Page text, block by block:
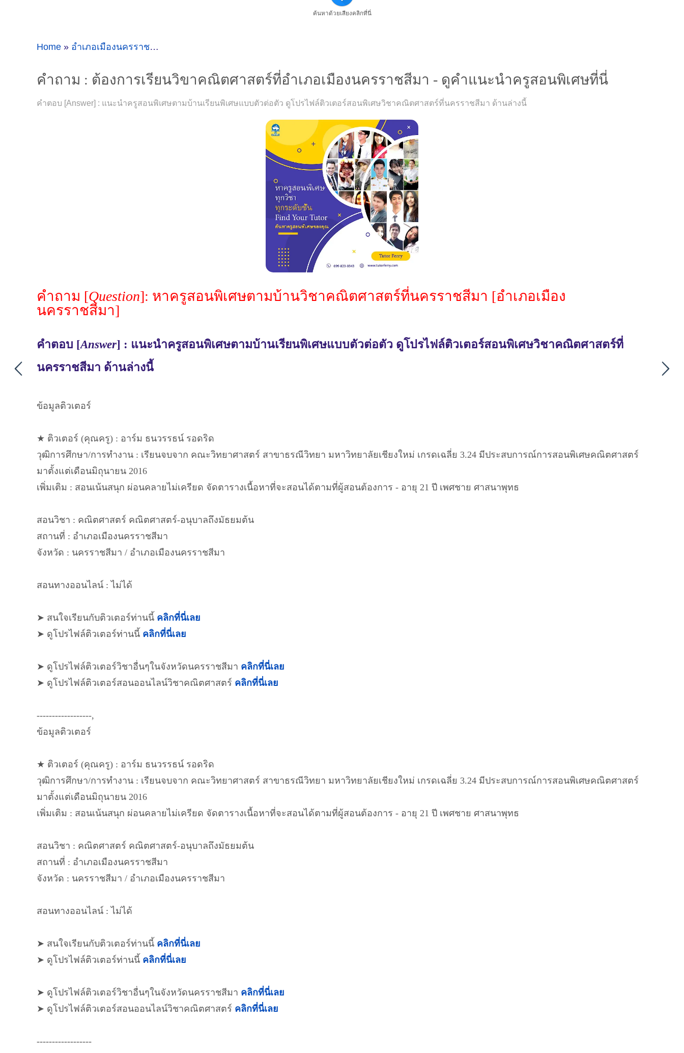
ค้นหาด้วยเสียงคลิกที่นี่
Home » อำเภอเมืองนครราชสีมา
คำถาม : ต้องการเรียนวิขาคณิตศาสตร์ที่อำเภอเมืองนครราชสีมา - ดูคำแนะนำครูสอนพิเศษที่นี่
คำตอบ [Answer] : แนะนำครูสอนพิเศษตามบ้านเรียนพิเศษแบบตัวต่อตัว ดูโปรไฟล์ติวเตอร์สอนพิเศษวิชาคณิตศาสตร์ที่นครราชสีมา ด้านล่างนี้
คำถาม [Question]: หาครูสอนพิเศษตามบ้านวิชาคณิตศาสตร์ที่นครราชสีมา [อำเภอเมือง
นครราชสีมา]
คำตอบ [Answer] : แนะนำครูสอนพิเศษตามบ้านเรียนพิเศษแบบตัวต่อตัว ดูโปรไฟล์ติวเตอร์สอนพิเศษวิชาคณิตศาสตร์ที่
นครราชสีมา ด้านล่างนี้
ข้อมูลติวเตอร์
★ ติวเตอร์ (คุณครู) : อาร์ม ธนวรรธน์ รอดริด
วุฒิการศึกษา/การทำงาน : เรียนจบจาก คณะวิทยาศาสตร์ สาขาธรณีวิทยา มหาวิทยาลัยเชียงใหม่ เกรดเฉลี่ย 3.24 มีประสบการณ์การสอนพิเศษคณิตศาสตร์
มาตั้งแต่เดือนมิถุนายน 2016
เพิ่มเติม : สอนเน้นสนุก ผ่อนคลายไม่เครียด จัดตารางเนื้อหาที่จะสอนได้ตามที่ผู้สอนต้องการ - อายุ 21 ปี เพศชาย ศาสนาพุทธ
สอนวิชา : คณิตศาสตร์ คณิตศาสตร์-อนุบาลถึงมัธยมต้น
สถานที่ : อำเภอเมืองนครราชสีมา
จังหวัด : นครราชสีมา / อำเภอเมืองนครราชสีมา
สอนทางออนไลน์ : ไม่ได้
➤ สนใจเรียนกับติวเตอร์ท่านนี้ คลิกที่นี่เลย
➤ ดูโปรไฟล์ติวเตอร์ท่านนี้ คลิกที่นี่เลย
➤ ดูโปรไฟล์ติวเตอร์วิชาอื่นๆในจังหวัดนครราชสีมา คลิกที่นี่เลย
➤ ดูโปรไฟล์ติวเตอร์สอนออนไลน์วิชาคณิตศาสตร์ คลิกที่นี่เลย
------------------,
ข้อมูลติวเตอร์
★ ติวเตอร์ (คุณครู) : อาร์ม ธนวรรธน์ รอดริด
วุฒิการศึกษา/การทำงาน : เรียนจบจาก คณะวิทยาศาสตร์ สาขาธรณีวิทยา มหาวิทยาลัยเชียงใหม่ เกรดเฉลี่ย 3.24 มีประสบการณ์การสอนพิเศษคณิตศาสตร์
มาตั้งแต่เดือนมิถุนายน 2016
เพิ่มเติม : สอนเน้นสนุก ผ่อนคลายไม่เครียด จัดตารางเนื้อหาที่จะสอนได้ตามที่ผู้สอนต้องการ - อายุ 21 ปี เพศชาย ศาสนาพุทธ
สอนวิชา : คณิตศาสตร์ คณิตศาสตร์-อนุบาลถึงมัธยมต้น
สถานที่ : อำเภอเมืองนครราชสีมา
จังหวัด : นครราชสีมา / อำเภอเมืองนครราชสีมา
สอนทางออนไลน์ : ไม่ได้
➤ สนใจเรียนกับติวเตอร์ท่านนี้ คลิกที่นี่เลย
➤ ดูโปรไฟล์ติวเตอร์ท่านนี้ คลิกที่นี่เลย
➤ ดูโปรไฟล์ติวเตอร์วิชาอื่นๆในจังหวัดนครราชสีมา คลิกที่นี่เลย
➤ ดูโปรไฟล์ติวเตอร์สอนออนไลน์วิชาคณิตศาสตร์ คลิกที่นี่เลย
------------------